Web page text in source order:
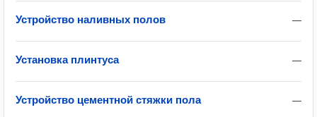
—
Устройство наливных полов
—
Установка плинтуса
—
Устройство цементной стяжки пола